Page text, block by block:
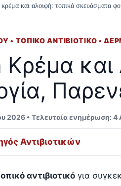
και αλοιφή: τοπικά σκευάσματα
ΤΟΠΙΚΟ ΑΝΤΙΒΙΟΤΙΚΟ •
και
2026 • Τελευταία ενημέρωση:
Αντιβιοτικών
αντιβιοτικό για